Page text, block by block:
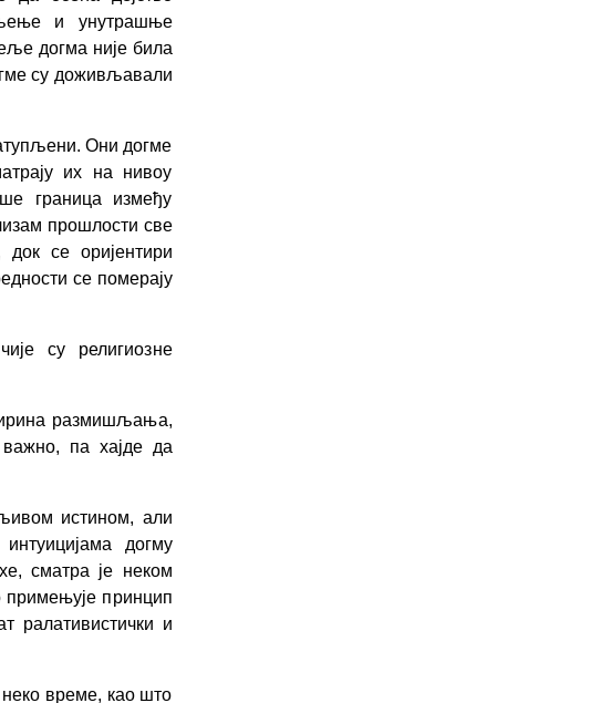
и унутрашње
догма није била
су доживљавали
Они догме
их на нивоу
граница између
прошлости све
док се оријентири
се померају
су религиозне
размишљања,
па хајде да
истином, али
догму
сматра је неком
примењује принцип
ралативистички и
време, као што